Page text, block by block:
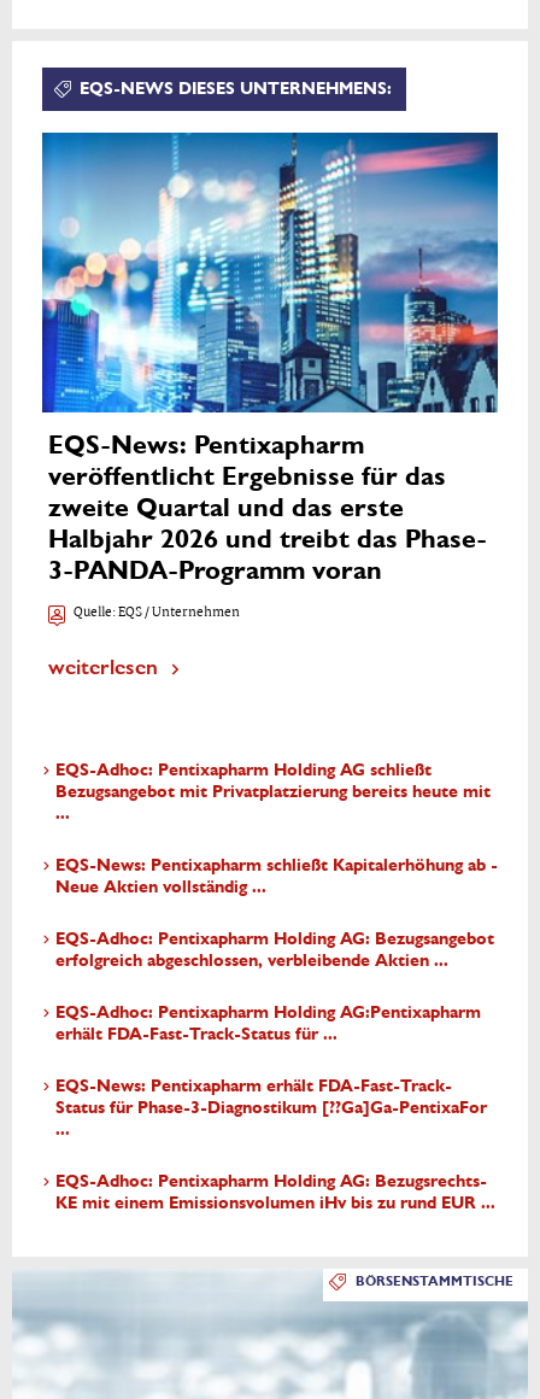
EQS-NEWS DIESES UNTERNEHMENS:
EQS-News: Pentixapharm
veröffentlicht Ergebnisse für das
zweite Quartal und das erste
Halbjahr 2026 und treibt das Phase-
3-PANDA-Programm voran
Quelle:EQS / Unternehmen
weiterlesen
EQS-Adhoc: Pentixapharm Holding AG schließt
Bezugsangebot mit Privatplatzierung bereits heute mit
...
EQS-News: Pentixapharm schließt Kapitalerhöhung ab -
Neue Aktien vollständig ...
EQS-Adhoc: Pentixapharm Holding AG: Bezugsangebot
erfolgreich abgeschlossen, verbleibende Aktien ...
EQS-Adhoc: Pentixapharm Holding AG:Pentixapharm
erhält FDA-Fast-Track-Status für ...
EQS-News: Pentixapharm erhält FDA-Fast-Track-
Status für Phase-3-Diagnostikum [??Ga]Ga-PentixaFor
...
EQS-Adhoc: Pentixapharm Holding AG: Bezugsrechts-
KE mit einem Emissionsvolumen iHv bis zu rund EUR ...
BÖRSENSTAMMTISCHE